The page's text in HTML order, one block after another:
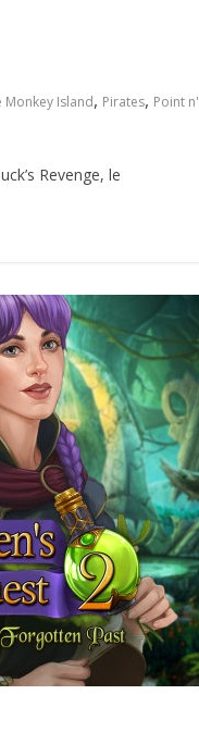
Monkey Island, Pirates, Point n'
Revenge, le